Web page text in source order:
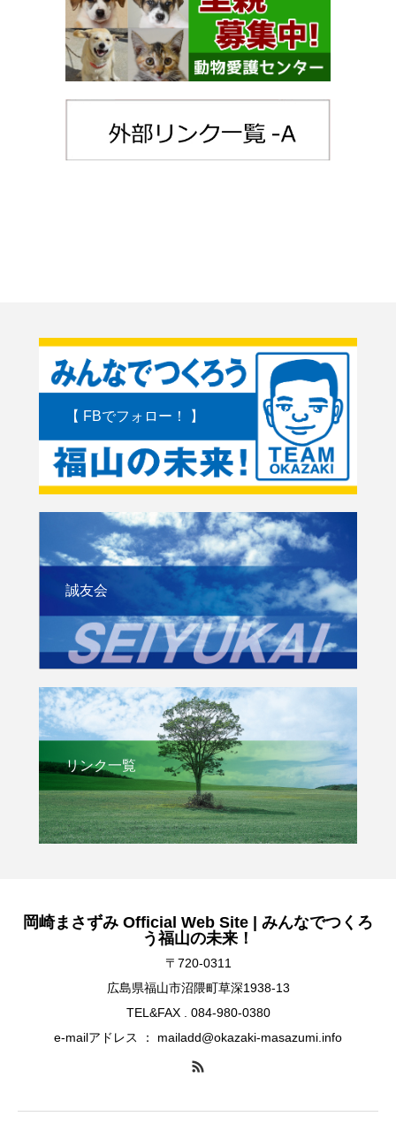
【 FBでフォロー！ 】
誠友会
リンク一覧
岡崎まさずみ Official Web Site | みんなでつくろ
う福山の未来！
〒720-0311
広島県福山市沼隈町草深1938-13
TEL&FAX . 084-980-0380
e-mailアドレス ： mailadd@okazaki-masazumi.info